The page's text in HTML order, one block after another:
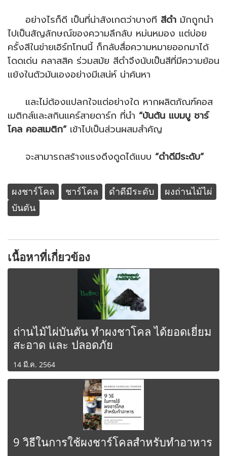
อย่างไรก็ดี เป็นที่น่าสังเกตว่าบางที สีดำ มักถูกนำ
ไปเป็นสัญลักษณ์ของความลึกลับ หม่นหมอง แต่บ่อย
ครั้งสีในข่ายเอิร์ทโทนนี้ ก็กลับสื่อความหมายออกมาได้
โดดเด่น คลาสสิค ร่วมสมัย สีดำจึงนับเป็นสีที่มีความย้อน
แย้งในตัวมันเองอย่างมีเสน่ห์ น่าค้นหา
และไม่ต้องแปลกใจแต่อย่างใด หากผลิตภัณฑ์คอส
เมติกส์และสกินแคร์สายดาร์ก ที่นำ “บันตัน แบมบู ชาร์
โคล คอสเมติก”เข้าไปเป็นส่วนผสมสำคัญ
จะสามารถสร้างแรงดึงดูดได้แบบ “ดำดีมีระดับ”
ผงชาร์โคล ชาร์โคล ดำดีมีระดับ
ผงถ่านไม้ไผ่
บันตัน
เนื้อหาที่เกี่ยวข้อง
ถ่านไม้ไผ่บันตัน ทำผงชาโคล ได้ยอดเยี่ยม
สะอาด และ ปลอดภัย
14 มี.ค. 2564
9 วิธีในการใช้ผงชาร์โคลสำหรับทำอาหาร